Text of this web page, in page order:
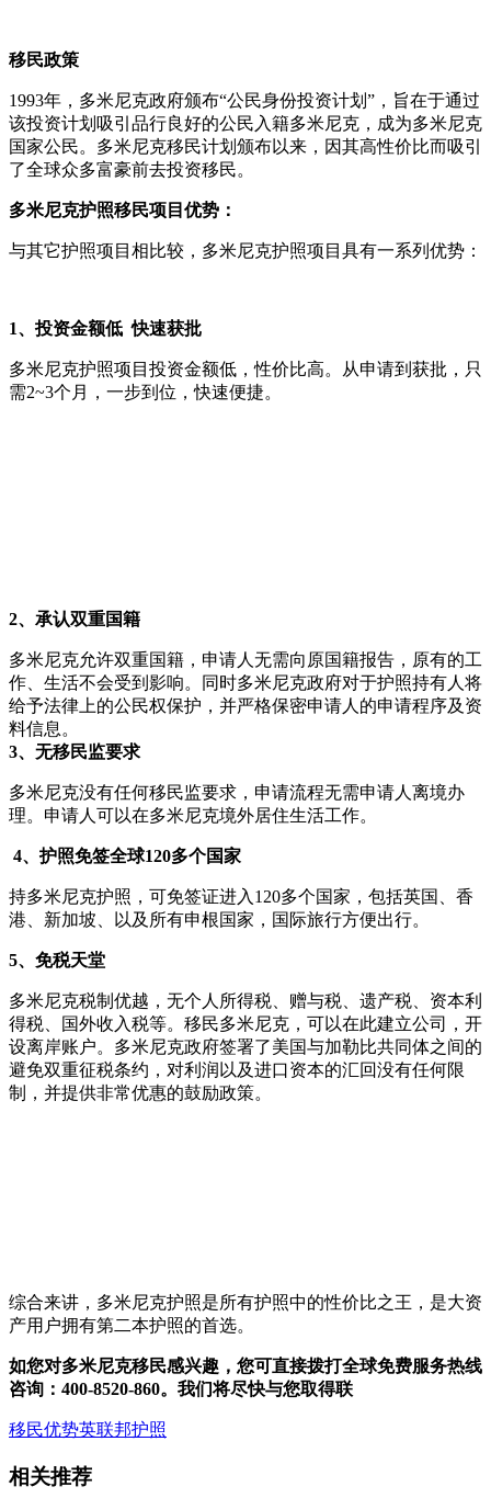
移民政策
1993年，多米尼克政府颁布“公民身份投资计划”，旨在于通过
该投资计划吸引品行良好的公民入籍多米尼克，成为多米尼克
国家公民。多米尼克移民计划颁布以来，因其高性价比而吸引
了全球众多富豪前去投资移民。
多米尼克护照移民项目优势：
与其它护照项目相比较，多米尼克护照项目具有一系列优势：
1、投资金额低 快速获批
多米尼克护照项目投资金额低，性价比高。从申请到获批，只
需2~3个月，一步到位，快速便捷。
2、承认双重国籍
多米尼克允许双重国籍，申请人无需向原国籍报告，原有的工
作、生活不会受到影响。同时多米尼克政府对于护照持有人将
给予法律上的公民权保护，并严格保密申请人的申请程序及资
料信息。
3、无移民监要求
多米尼克没有任何移民监要求，申请流程无需申请人离境办
理。申请人可以在多米尼克境外居住生活工作。
4、护照免签全球120多个国家
持多米尼克护照，可免签证进入120多个国家，包括英国、香
港、新加坡、以及所有申根国家，国际旅行方便出行。
5、免税天堂
多米尼克税制优越，无个人所得税、赠与税、遗产税、资本利
得税、国外收入税等。移民多米尼克，可以在此建立公司，开
设离岸账户。多米尼克政府签署了美国与加勒比共同体之间的
避免双重征税条约，对利润以及进口资本的汇回没有任何限
制，并提供非常优惠的鼓励政策。
综合来讲，多米尼克护照是所有护照中的性价比之王，是大资
产用户拥有第二本护照的首选。
如您对多米尼克移民感兴趣，您可直接拨打全球免费服务热线
咨询：400-8520-860。 我们将尽快与您取得联
移民优势英联邦护照
相关推荐